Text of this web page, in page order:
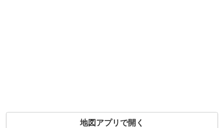
地図アプリで開く